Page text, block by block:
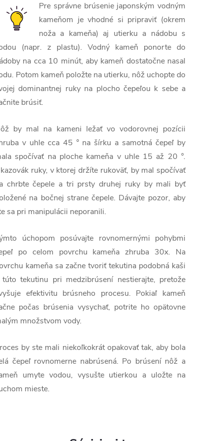
Pre správne brúsenie japonským vodným
kameňom je vhodné si pripraviť (okrem
noža a kameňa) aj utierku a nádobu s
(napr. z plastu). Vodný kameň ponorte do
na cca 10 minút, aby kameň dostatočne nasal
Potom kameň položte na utierku, nôž uchopte do
dominantnej ruky na plocho čepeľou k sebe a
brúsiť.
by mal na kameni ležať vo vodorovnej pozícii
v uhle cca 45 ° na šírku a samotná čepeľ by
spočívať na ploche kameňa v uhle 15 až 20 °.
ruky, v ktorej držíte rukoväť, by mal spočívať
chrbte čepele a tri prsty druhej ruky by mali byť
na bočnej strane čepele. Dávajte pozor, aby
sa pri manipulácii neporanili.
úchopom posúvajte rovnomernými pohybmi
po celom povrchu kameňa zhruba 30x. Na
kameňa sa začne tvoriť tekutina podobná kaši
tekutinu pri medzibrúsení nestierajte, pretože
efektivitu brúsneho procesu. Pokiaľ kameň
počas brúsenia vysychať, potrite ho opätovne
množstvom vody.
by ste mali niekoľkokrát opakovať tak, aby bola
čepeľ rovnomerne nabrúsená. Po brúsení nôž a
umyte vodou, vysušte utierkou a uložte na
mieste.